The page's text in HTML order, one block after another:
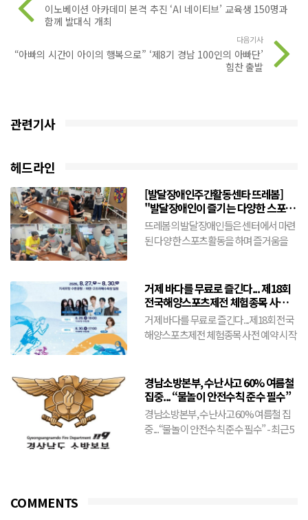
이노베이션 아카데미 본격 추진 ‘AI 네이티브’ 교육생 150명과
함께 발대식 개최
다음기사
“아빠의 시간이 아이의 행복으로” ‘제8기 경남 100인의 아빠단’
힘찬 출발
관련기사
헤드라인
[발달장애인주간활동센타 뜨레봄]
"발달장애인이 즐기는 다양한 스포츠
활동"(8월5일)
뜨레봄의 발달장애인들은 센터에서 마련
된 다양한 스포츠활동을 하며 즐거움을
거제 바다를 무료로 즐긴다... 제18회
전국해양스포츠제전 체험종목 사전
예약 시작
거제 바다를 무료로 즐긴다...제18회 전국
해양스포츠제전 체험종목 사전 예약 시작
경남소방본부, 수난사고 60% 여름철
집중... “물놀이 안전수칙 준수 필수”
경남소방본부, 수난사고 60% 여름철 집
중...“물놀이 안전수칙 준수 필수” - 최근 5
COMMENTS